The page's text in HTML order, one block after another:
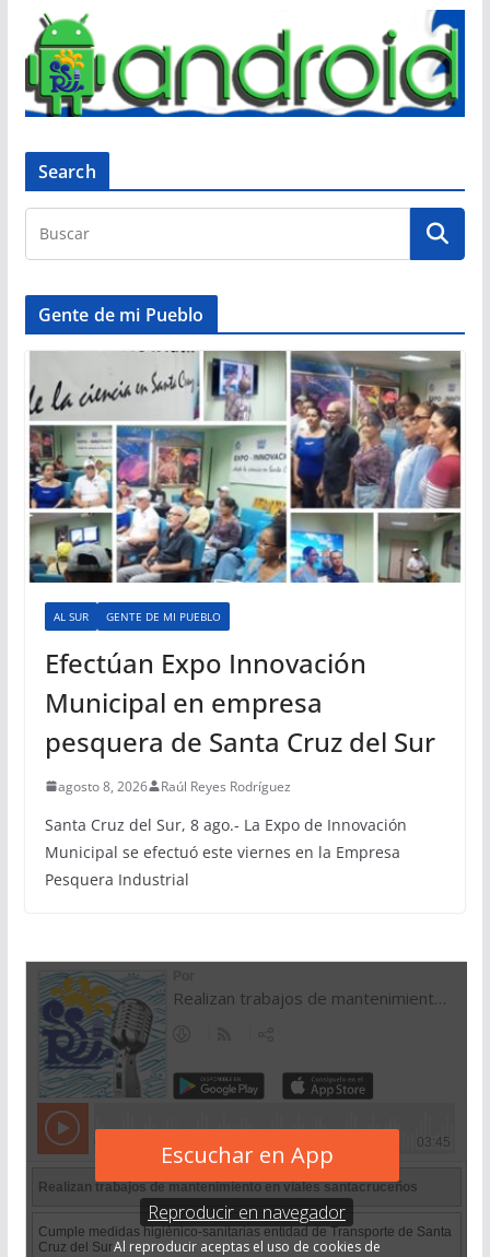
Search
Gente de mi Pueblo
AL SUR GENTE DE MI PUEBLO
Efectúan Expo Innovación
Municipal en empresa
pesquera de Santa Cruz del Sur
agosto 8, 2026 Raúl Reyes Rodríguez
Santa Cruz del Sur, 8 ago.- La Expo de Innovación
Municipal se efectuó este viernes en la Empresa
Pesquera Industrial